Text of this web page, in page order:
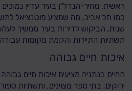
ראשית, מחירי הנדל"ן בעיר עדיין
כמו תל אביב, מה שמציע פוטנציאל
שנית, הביקוש לדירות בעיר ממשיך
תשתיות התיירות והקמת מקומות
איכות חיים גבוהה
החיים בנתניה מציעים איכות חיים
ירוקים, בתי ספר מצוינים, ותשתיות